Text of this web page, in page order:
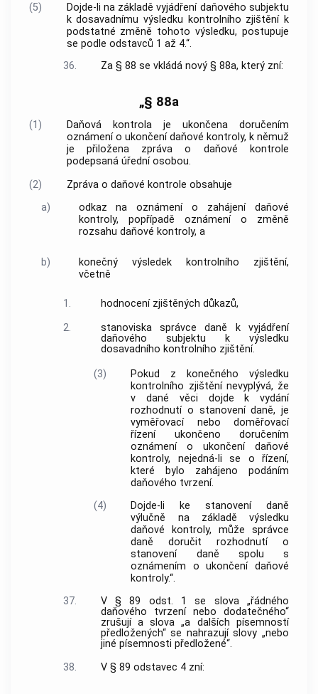
(5)
Dojde-li na základě vyjádření daňového subjektu
k dosavadnímu výsledku kontrolního zjištění k
podstatné změně tohoto výsledku, postupuje
se podle odstavců 1 až 4.“.
36.
Za § 88 se vkládá nový § 88a, který zní:
„§ 88a
(1)
Daňová kontrola je ukončena doručením
oznámení o ukončení daňové kontroly, k němuž
je přiložena zpráva o daňové kontrole
podepsaná úřední osobou.
(2)
Zpráva o daňové kontrole obsahuje
a)
odkaz na oznámení o zahájení daňové
kontroly, popřípadě oznámení o změně
rozsahu daňové kontroly, a
b)
konečný výsledek kontrolního zjištění,
včetně
1.
hodnocení zjištěných důkazů,
2.
stanoviska správce daně k vyjádření
daňového subjektu k výsledku
dosavadního kontrolního zjištění.
(3)
Pokud z konečného výsledku
kontrolního zjištění nevyplývá, že
v dané věci dojde k vydání
rozhodnutí o stanovení daně, je
vyměřovací nebo doměřovací
řízení ukončeno doručením
oznámení o ukončení daňové
kontroly, nejedná-li se o řízení,
které bylo zahájeno podáním
daňového tvrzení.
(4)
Dojde-li ke stanovení daně
výlučně na základě výsledku
daňové kontroly, může správce
daně doručit rozhodnutí o
stanovení daně spolu s
oznámením o ukončení daňové
kontroly.“.
37.
V § 89 odst. 1 se slova „řádného
daňového tvrzení nebo dodatečného“
zrušují a slova „a dalších písemností
předložených“ se nahrazují slovy „nebo
jiné písemnosti předložené“.
38.
V § 89 odstavec 4 zní: